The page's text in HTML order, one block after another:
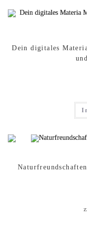
Dein digitales